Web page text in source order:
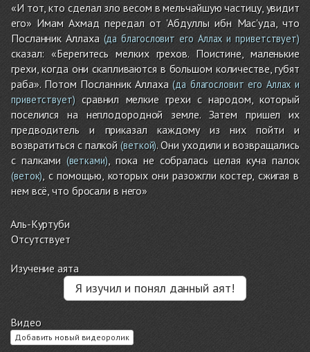
«И тот, кто сделал зло весом в мельчайшую частицу, увидит
его» Имам Ахмад передал от 'Абдуллы ибн Мас'уда, что
Посланник Аллаха(да благословит его Аллах и приветствует)
сказал: «Берегитесь мелких грехов. Поистине, маленькие
грехи, когда они скапливаются в большом количестве, губят
раба». Потом Посланник Аллаха(да благословит его Аллах и
приветствует)сравнил мелкие грехи с народом, который
поселился на неплодородной земле. Затем пришел их
предводитель и приказал каждому из них пойти и
возвратиться с палкой (веткой). Они уходили и возвращались
с палками(ветками), пока не собралась целая куча палок
(веток), с помощью, которых они разожгли костер, сжигая в
нем всё, что бросали в него»
Аль-Куртуби
Отсутствует
Изучение аята
Я изучил и понял данный аят!
Видео
Добавить новый видеоролик